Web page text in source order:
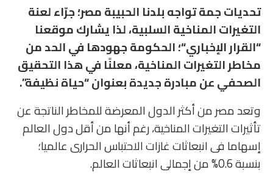
تحديات جمة تواجه بلدنا الحبيبة مصر؛ جرّاء لعنة
التغيرات المناخية السلبية، لذا يشارك موقعنا
“القرار الإخباري“؛ الحكومة جهودها في الحد من
مخاطر التغيرات المناخية، معلنًا في هذا التحقيق
الصحفي عن مبادرة جديدة بعنوان “حياة نظيفة”.
وتعد مصر من أكثر الدول المعرضة للمخاطر الناتجة عن
تأثيرات التغيرات المناخية، رغم أنها من أقل دول العالم
إسهاما فى انبعاثات غازات الاحتباس الحرارى عالميا؛
بنسبة 0.6% من إجمالى انبعاثات العالم.